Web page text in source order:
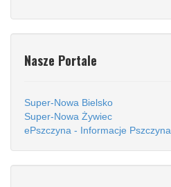
Nasze Portale
Super-Nowa Bielsko
Super-Nowa Żywiec
ePszczyna - Informacje Pszczyna